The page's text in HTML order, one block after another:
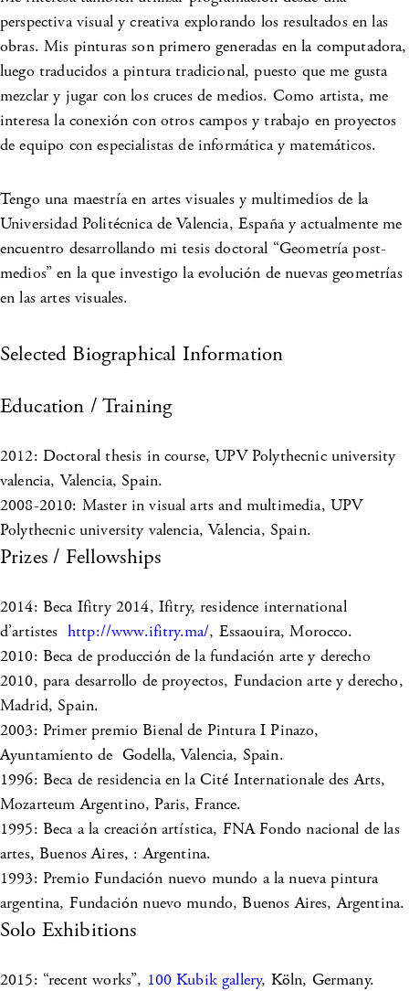
perspectiva visual y creativa explorando los resultados en las
obras. Mis pinturas son primero generadas en la computadora,
luego traducidos a pintura tradicional, puesto que me gusta
mezclar y jugar con los cruces de medios. Como artista, me
interesa la conexión con otros campos y trabajo en proyectos
de equipo con especialistas de informática y matemáticos.
Tengo una maestría en artes visuales y multimedios de la
Universidad Politécnica de Valencia, España y actualmente me
encuentro desarrollando mi tesis doctoral “Geometría post-
medios” en la que investigo la evolución de nuevas geometrías
en las artes visuales.
Selected Biographical Information
Education / Training
2012: Doctoral thesis in course, UPV Polythecnic university
valencia, Valencia, Spain.
2008-2010: Master in visual arts and multimedia, UPV
Polythecnic university valencia, Valencia, Spain.
Prizes / Fellowships
2014: Beca Ifitry 2014, Ifitry, residence international
d’artistes http://www.ifitry.ma/, Essaouira, Morocco.
2010: Beca de producción de la fundación arte y derecho
2010, para desarrollo de proyectos, Fundacion arte y derecho,
Madrid, Spain.
2003: Primer premio Bienal de Pintura I Pinazo,
Ayuntamiento de Godella, Valencia, Spain.
1996: Beca de residencia en la Cité Internationale des Arts,
Mozarteum Argentino, Paris, France.
1995: Beca a la creación artística, FNA Fondo nacional de las
artes, Buenos Aires, : Argentina.
1993: Premio Fundación nuevo mundo a la nueva pintura
argentina, Fundación nuevo mundo, Buenos Aires, Argentina.
Solo Exhibitions
2015: “recent works”, 100 Kubik gallery, Köln, Germany.